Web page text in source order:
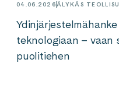
04.06.2026ÄLYKÄS
teknologiaan – vaan
puolitiehen